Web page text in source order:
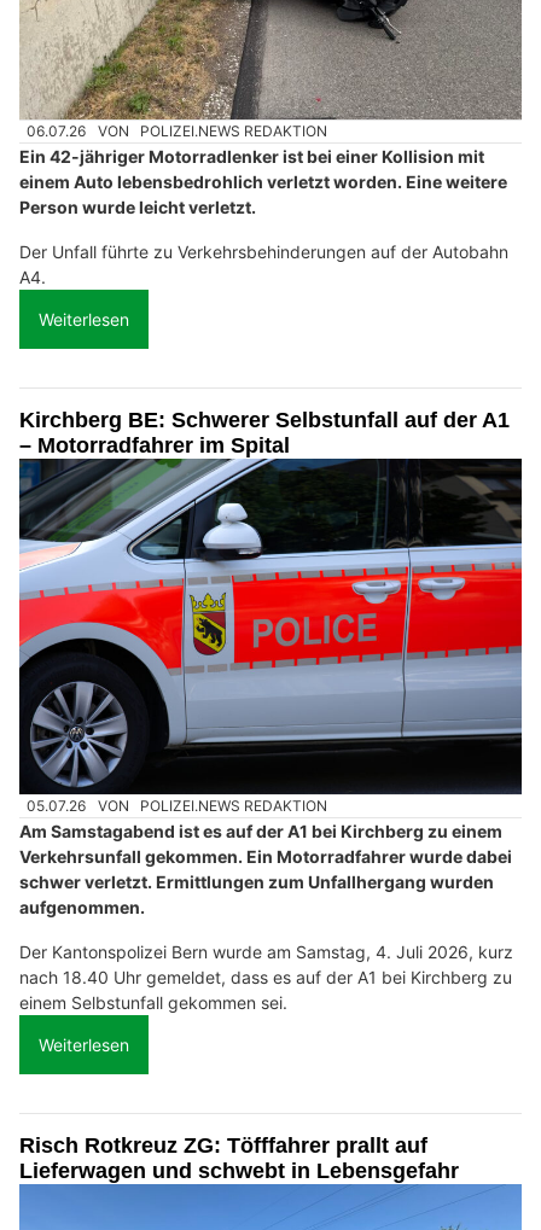
06.07.26 VON POLIZEI.NEWS REDAKTION
Ein 42-jähriger Motorradlenker ist bei einer Kollision mit
einem Auto lebensbedrohlich verletzt worden. Eine weitere
Person wurde leicht verletzt.
Der Unfall führte zu Verkehrsbehinderungen auf der Autobahn
A4.
Weiterlesen
Kirchberg BE: Schwerer Selbstunfall auf der A1
– Motorradfahrer im Spital
05.07.26 VON POLIZEI.NEWS REDAKTION
Am Samstagabend ist es auf der A1 bei Kirchberg zu einem
Verkehrsunfall gekommen. Ein Motorradfahrer wurde dabei
schwer verletzt. Ermittlungen zum Unfallhergang wurden
aufgenommen.
Der Kantonspolizei Bern wurde am Samstag, 4. Juli 2026, kurz
nach 18.40 Uhr gemeldet, dass es auf der A1 bei Kirchberg zu
einem Selbstunfall gekommen sei.
Weiterlesen
Risch Rotkreuz ZG: Töfffahrer prallt auf
Lieferwagen und schwebt in Lebensgefahr